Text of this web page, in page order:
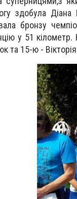
здобула Діана
бронзу
у 51
та 15-ю -